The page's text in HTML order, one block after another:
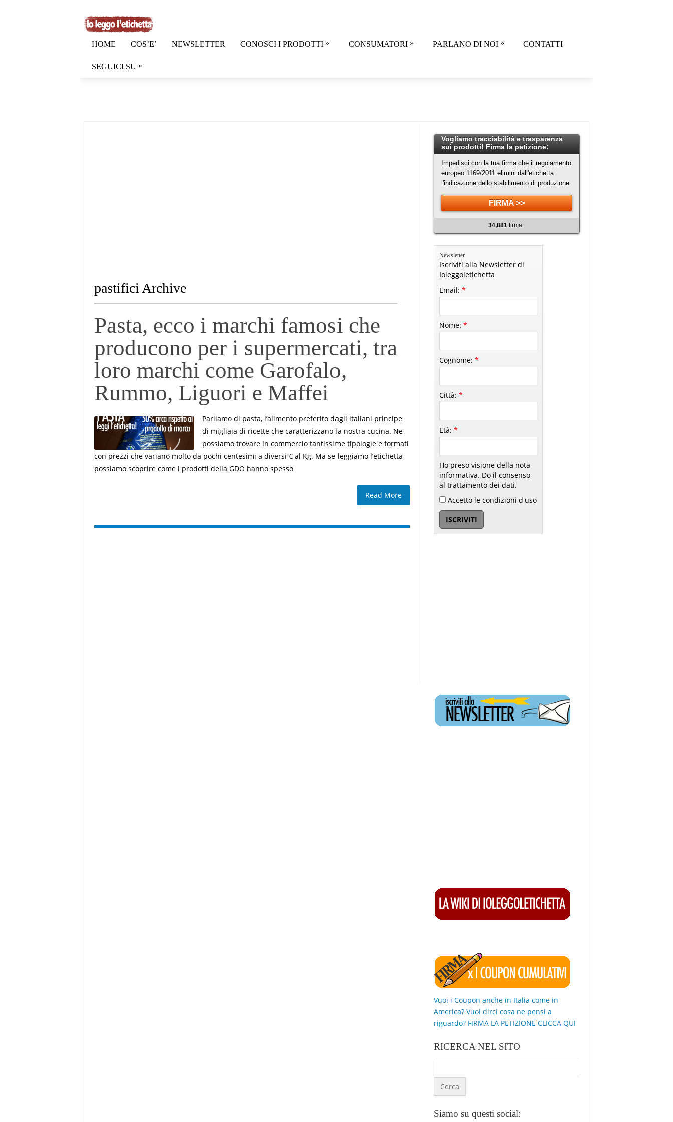
HOME COS’E’ NEWSLETTER CONOSCI I PRODOTTI » CONSUMATORI » PARLANO DI NOI » CONTATTI
SEGUICI SU »
pastifici Archive
Pasta, ecco i marchi famosi che
producono per i supermercati, tra
loro marchi come Garofalo,
Rummo, Liguori e Maffei
Parliamo di pasta, l’alimento preferito dagli italiani principe
di migliaia di ricette che caratterizzano la nostra cucina. Ne
possiamo trovare in commercio tantissime tipologie e formati
con prezzi che variano molto da pochi centesimi a diversi € al Kg. Ma se leggiamo l’etichetta
possiamo scoprire come i prodotti della GDO hanno spesso
Read More
Vogliamo tracciabilità e trasparenza
sui prodotti! Firma la petizione:
Impedisci con la tua firma che il regolamento
europeo 1169/2011 elimini dall'etichetta
l'indicazione dello stabilimento di produzione
FIRMA >>
34,881 firma
Newsletter
Iscriviti alla Newsletter di
Ioleggoletichetta
Email: *
Nome: *
Cognome: *
Città: *
Età: *
Ho preso visione della nota
informativa. Do il consenso
al trattamento dei dati.
Accetto le condizioni d'uso
Vuoi i Coupon anche in Italia come in
America? Vuoi dirci cosa ne pensi a
riguardo? FIRMA LA PETIZIONE CLICCA QUI
RICERCA NEL SITO
Siamo su questi social: